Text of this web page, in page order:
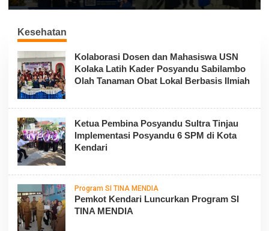
Interview FIFGROUP,
Dibuka untuk Pencari
Kerja
Sultra 2026, Raih 165
Kesehatan
Kolaborasi Dosen dan Mahasiswa USN
Kolaka Latih Kader Posyandu Sabilambo
Olah Tanaman Obat Lokal Berbasis Ilmiah
Ketua Pembina Posyandu Sultra Tinjau
Implementasi Posyandu 6 SPM di Kota
Kendari
Program SI TINA MENDIA
Pemkot Kendari Luncurkan Program SI
TINA MENDIA